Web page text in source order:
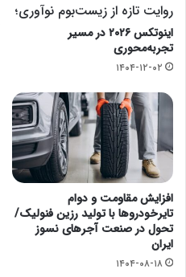
روایت تازه از زیست‌بوم نوآوری؛
اینوتکس ۲۰۲۶ در مسیر
تجربه‌محوری
۱۴۰۴-۱۲-۰۲
افزایش مقاومت و دوام
تایرخودروها با تولید رزین فنولیک/
تحول در صنعت آجرهای نسوز
ایران
۱۴۰۴-۰۸-۱۸